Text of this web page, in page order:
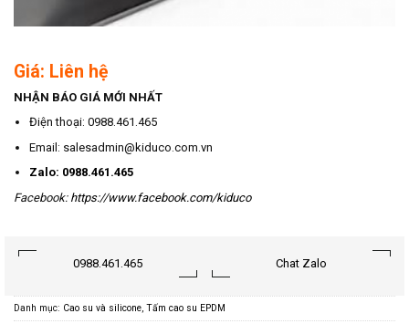
Giá: Liên hệ
NHẬN BÁO GIÁ MỚI NHẤT
Điện thoại: 0988.461.465
Email: salesadmin@kiduco.com.vn
Zalo: 0988.461.465
Facebook: https://www.facebook.com/kiduco
0988.461.465 Chat Zalo
Danh mục: Cao su và silicone, Tấm cao su EPDM